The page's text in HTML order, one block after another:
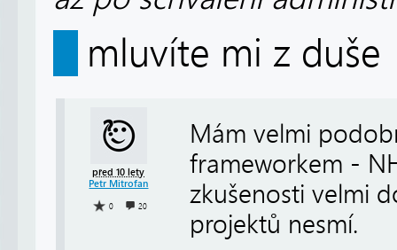
mluvíte mi z duše
před 10 lety
Petr Mitrofan
0 20
Mám velmi
frameworkem -
zkušenosti velmi
projektů nesmí.